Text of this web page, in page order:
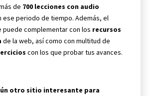
de 700 lecciones con audio
ese periodo de tiempo. Además, el
puede complementar con los recursos
de la web, así como con multitud de
con los que probar tus avances.
otro sitio interesante para